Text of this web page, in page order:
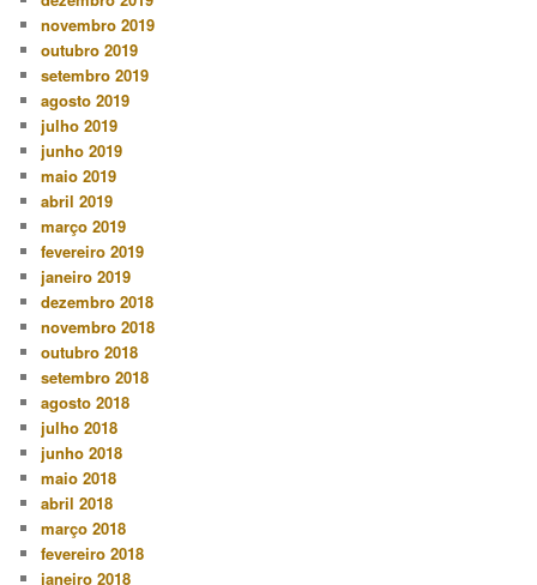
novembro 2019
outubro 2019
setembro 2019
agosto 2019
julho 2019
junho 2019
maio 2019
abril 2019
março 2019
fevereiro 2019
janeiro 2019
dezembro 2018
novembro 2018
outubro 2018
setembro 2018
agosto 2018
julho 2018
junho 2018
maio 2018
abril 2018
março 2018
fevereiro 2018
janeiro 2018